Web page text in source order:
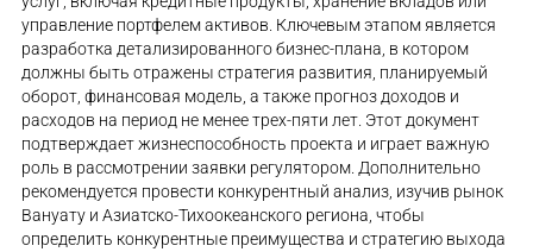
управление портфелем активов. Ключевым этапом является
разработка детализированного бизнес-плана, в котором
должны быть отражены стратегия развития, планируемый
оборот, финансовая модель, а также прогноз доходов и
расходов на период не менее трех-пяти лет. Этот документ
подтверждает жизнеспособность проекта и играет важную
роль в рассмотрении заявки регулятором. Дополнительно
рекомендуется провести конкурентный анализ, изучив рынок
Вануату и Азиатско-Тихоокеанского региона, чтобы
определить конкурентные преимущества и стратегию выхода